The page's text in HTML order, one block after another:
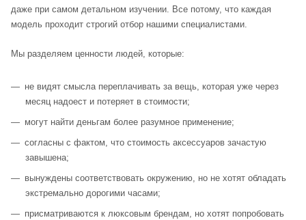
даже при самом детальном изучении. Все потому, что каждая
модель проходит строгий отбор нашими специалистами.
Мы разделяем ценности людей, которые:
не видят смысла переплачивать за вещь, которая уже через
месяц надоест и потеряет в стоимости;
могут найти деньгам более разумное применение;
согласны с фактом, что стоимость аксессуаров зачастую
завышена;
вынуждены соответствовать окружению, но не хотят обладать
экстремально дорогими часами;
присматриваются к люксовым брендам, но хотят попробовать